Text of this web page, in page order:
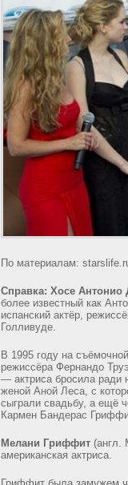
По материалам:
Справка: Хосе Антонио
более известный как
испанский актёр,
Голливуде.
В 1995 году на
режиссёра Фернандо
— актриса бросила ради
женой Аной Леса, с
сыграли свадьбу, а ещё
Кармен Бандерас
Мелани Гриффит (англ.
американская актриса.